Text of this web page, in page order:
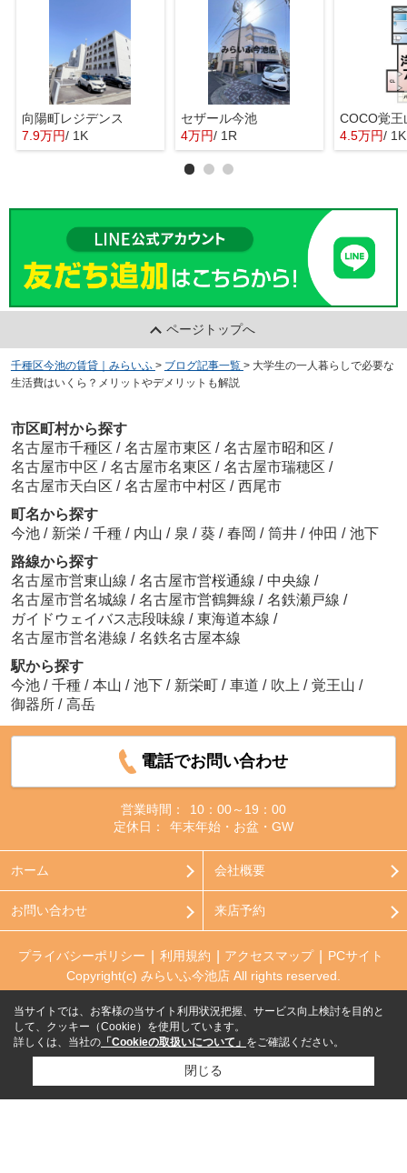
向陽町レジデンス
7.9万円/ 1K
セザール今池
4万円/ 1R
COCO覚王
4.5万円/ 1K
ページトップへ
千種区今池の賃貸｜みらいふ > ブログ記事一覧 > 大学生の一人暮らしで必要な
生活費はいくら？メリットやデメリットも解説
市区町村から探す
名古屋市千種区 / 名古屋市東区 / 名古屋市昭和区 /
名古屋市中区 / 名古屋市名東区 / 名古屋市瑞穂区 /
名古屋市天白区 / 名古屋市中村区 / 西尾市
町名から探す
今池 / 新栄 / 千種 / 内山 / 泉 / 葵 / 春岡 / 筒井 / 仲田 / 池下
路線から探す
名古屋市営東山線 / 名古屋市営桜通線 / 中央線 /
名古屋市営名城線 / 名古屋市営鶴舞線 / 名鉄瀬戸線 /
ガイドウェイバス志段味線 / 東海道本線 /
名古屋市営名港線 / 名鉄名古屋本線
駅から探す
今池 / 千種 / 本山 / 池下 / 新栄町 / 車道 / 吹上 / 覚王山 /
御器所 / 高岳
電話でお問い合わせ
営業時間：
10：00～19：00
定休日：
年末年始・お盆・GW
ホーム 会社概要
お問い合わせ 来店予約
プライバシーポリシー 利用規約 アクセスマップ
PCサイト
Copyright(c) みらいふ今池店 All rights reserved.
当サイトでは、お客様の当サイト利用状況把握、サービス向上検討を目的と
して、クッキー（Cookie）を使用しています。
詳しくは、当社の 「Cookieの取扱いについて」 をご確認ください。
閉じる